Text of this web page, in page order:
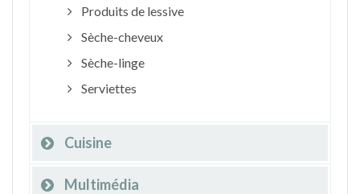
Produits de lessive
Sèche-cheveux
Sèche-linge
Serviettes
Cuisine
Multimédia